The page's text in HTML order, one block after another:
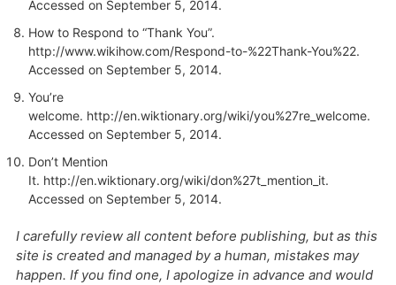
Accessed on September 5, 2014.
How to Respond to “Thank You”.
http://www.wikihow.com/Respond-to-%22Thank-You%22.
Accessed on September 5, 2014.
You’re
welcome. http://en.wiktionary.org/wiki/you%27re_welcome.
Accessed on September 5, 2014.
Don’t Mention
It. http://en.wiktionary.org/wiki/don%27t_mention_it.
Accessed on September 5, 2014.
I carefully review all content before publishing, but as this
site is created and managed by a human, mistakes may
happen. If you find one, I apologize in advance and would